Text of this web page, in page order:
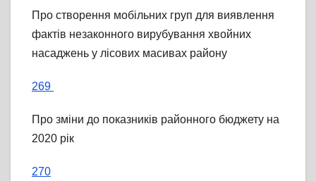
Про створення мобільних груп для виявлення
фактів незаконного вирубування хвойних
насаджень у лісових масивах району
269
Про зміни до показників районного бюджету на
2020 рік
270